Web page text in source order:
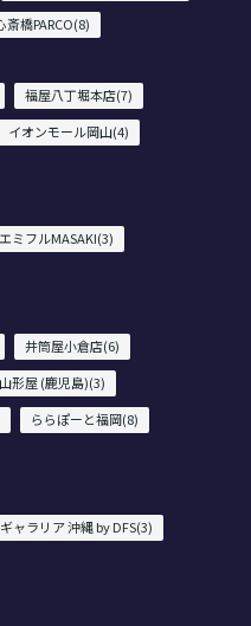
斎橋PARCO(8)
福屋八丁堀本店(7)
イオンモール岡山(4)
エミフルMASAKI(3)
井筒屋小倉店(6)
山形屋 (鹿児島)(3)
ららぽーと福岡(8)
ャラリア 沖縄 by DFS(3)